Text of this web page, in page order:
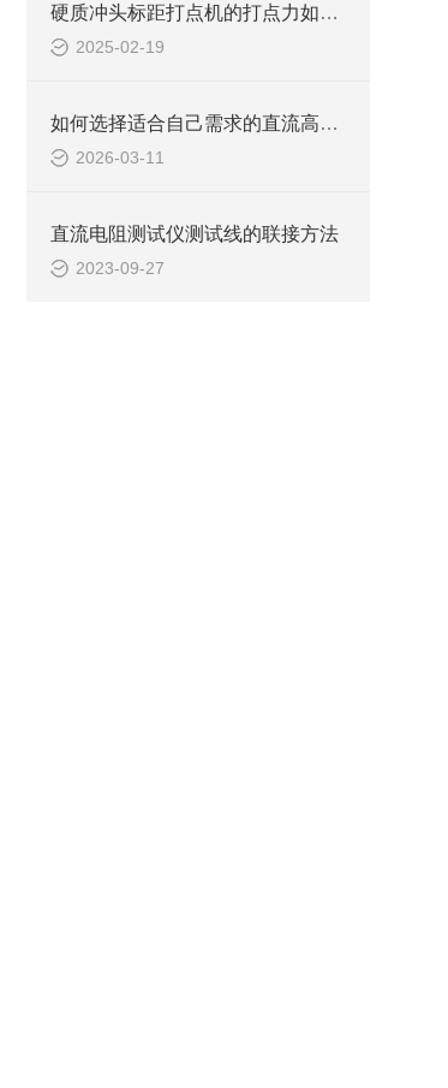
硬质冲头标距打点机的打点力如何调节
2025-02-19
如何选择适合自己需求的直流高压发生器？
2026-03-11
直流电阻测试仪测试线的联接方法
2023-09-27